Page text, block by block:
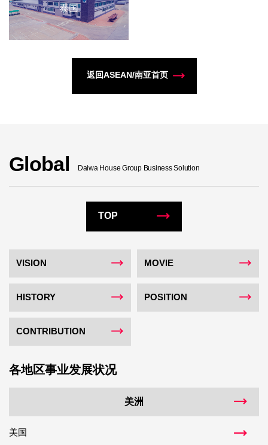
泰国
返回ASEAN/南亚首页
Global Daiwa House Group Business Solution
TOP
VISION MOVIE
HISTORY POSITION
CONTRIBUTION
各地区事业发展状况
美洲
美国